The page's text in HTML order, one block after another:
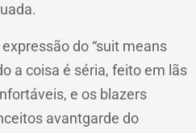
do “suit means
a coisa é séria, feito em lãs
e os blazers
avantgarde do